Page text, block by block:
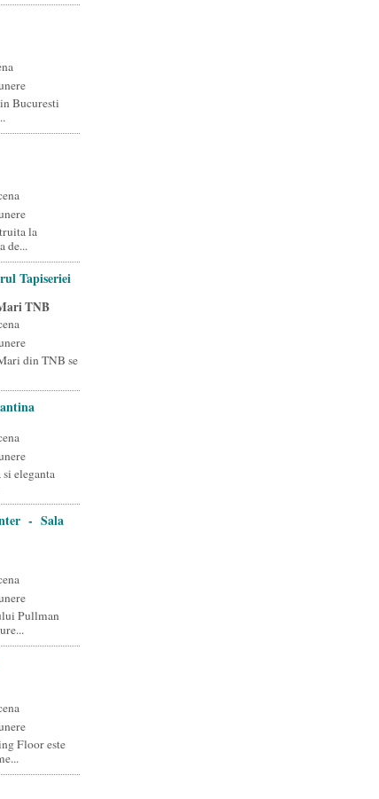
Bucuresti
la
de...
Tapiseriei
TNB
din TNB se
eleganta
- Sala
Pullman
Floor este